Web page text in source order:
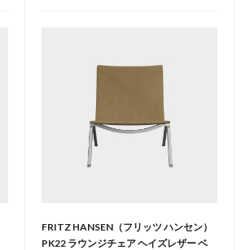
FRITZ HANSEN（フリッツ ハンセン）
PK22 ラウンジチェア ヘイズレザー ベ